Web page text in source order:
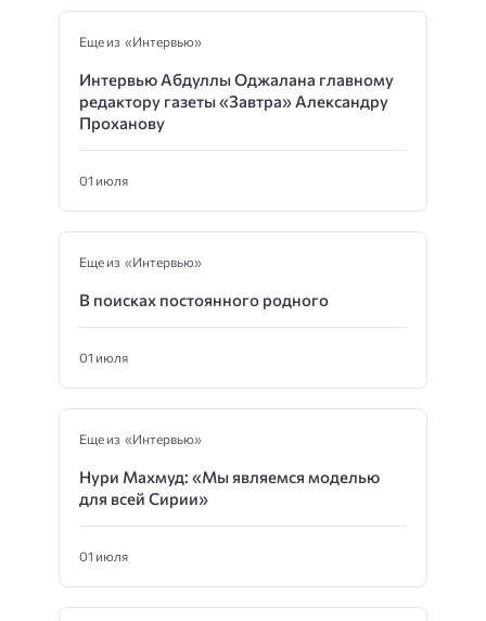
Еще из «Интервью»
Интервью Абдуллы Оджалана главному
редактору газеты «Завтра» Александру
Проханову
01 июля
Еще из «Интервью»
В поисках постоянного родного
01 июля
Еще из «Интервью»
Нури Махмуд: «Мы являемся моделью
для всей Сирии»
01 июля